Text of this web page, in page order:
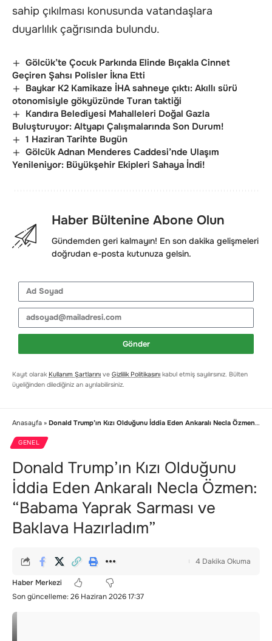
sahip çıkılması konusunda vatandaşlara
duyarlılık çağrısında bulundu.
Gölcük’te Çocuk Parkında Elinde Bıçakla Cinnet
Geçiren Şahsı Polisler İkna Etti
Baykar K2 Kamikaze İHA sahneye çıktı: Akıllı sürü
otonomisiyle gökyüzünde Turan taktiği
Kandıra Belediyesi Mahalleleri Doğal Gazla
Buluşturuyor: Altyapı Çalışmalarında Son Durum!
1 Haziran Tarihte Bugün
Gölcük Adnan Menderes Caddesi’nde Ulaşım
Yenileniyor: Büyükşehir Ekipleri Sahaya İndi!
Haber Bültenine Abone Olun
Gündemden geri kalmayın! En son dakika gelişmeleri
doğrudan e-posta kutunuza gelsin.
Gönder
Kayıt olarak Kullanım Şartlarını ve Gizlilik Politikasını kabul etmiş sayılırsınız. Bülten
üyeliğinden dilediğiniz an ayrılabilirsiniz.
Anasayfa » Donald Trump’ın Kızı Olduğunu İddia Eden Ankaralı Necla Özmen: “Babama Yaprak Sarması ve Baklava Hazırladım”
GENEL
Donald Trump’ın Kızı Olduğunu
İddia Eden Ankaralı Necla Özmen:
“Babama Yaprak Sarması ve
Baklava Hazırladım”
Son güncelleme: 26 Haziran 2026 17:37
Haber Merkezi
4 Dakika Okuma